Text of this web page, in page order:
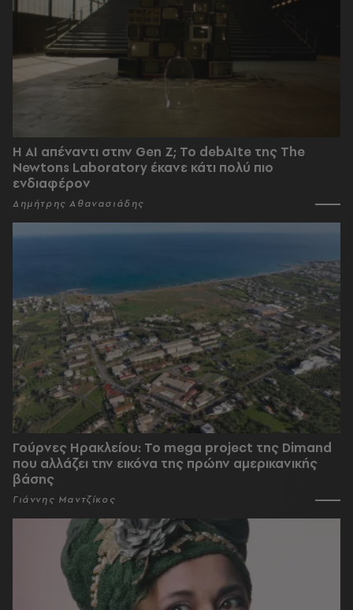
Η AI απέναντι στην Gen Z; Το debAIte της The
Newtons Laboratory έκανε κάτι πολύ πιο
ενδιαφέρον
Δημήτρης Αθανασιάδης
Γούρνες Ηρακλείου: To mega project της Dimand
που αλλάζει την εικόνα της πρώην αμερικανικής
βάσης
Γιάννης Μαντζίκος